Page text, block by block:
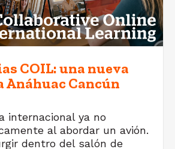
COIL: una nueva
Anáhuac Cancún
internacional ya no
al abordar un avión.
dentro del salón de